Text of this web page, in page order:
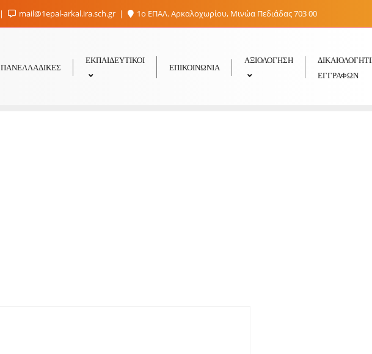
mail@1epal-arkal.ira.sch.gr 1ο ΕΠΑΛ. Αρκαλοχωρίου, Μινώα Πεδιάδας 703 00
ΠΑΝΕΛΛΑΔΙΚΕΣ
ΕΚΠΑΙΔΕΥΤΙΚΟΊ
ΕΠΙΚΟΙΝΩΝΊΑ
ΑΞΙΟΛΟΓΗΣΗ
ΕΓΓΡΑΦΏΝ